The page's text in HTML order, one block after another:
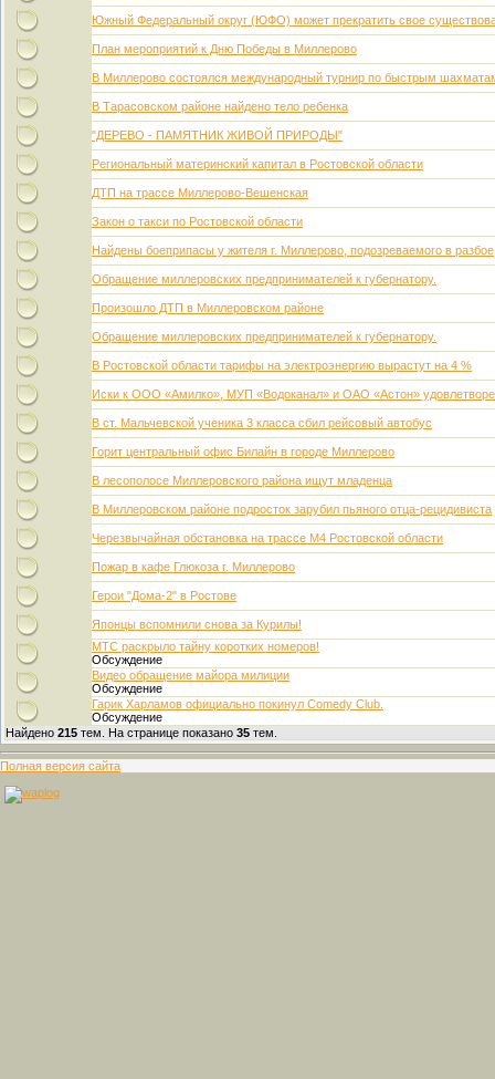
Южный Федеральный округ (ЮФО) может прекратить свое
План мероприятий к Дню Победы в Миллерово
В Миллерово состоялся международный турнир по быстрым
В Тарасовском районе найдено тело ребенка
"ДЕРЕВО - ПАМЯТНИК ЖИВОЙ ПРИРОДЫ"
Региональный материнский капитал в Ростовской области
ДТП на трассе Миллерово-Вешенская
Закон о такси по Ростовской области
Найдены боеприпасы у жителя г. Миллерово, подозреваемого в разбое
Обращение миллеровских предпринимателей к губернатору.
Произошло ДТП в Миллеровском районе
Обращение миллеровских предпринимателей к губернатору.
В Ростовской области тарифы на электроэнергию вырастут на 4 %
Иски к ООО «Амилко», МУП «Водоканал» и ОАО «Астон»
В ст. Мальчевской ученика 3 класса сбил рейсовый автобус
Горит центральный офис Билайн в городе Миллерово
В лесополосе Миллеровского района ищут младенца
В Миллеровском районе подросток зарубил пьяного отца-рецидивиста
Черезвычайная обстановка на трассе М4 Ростовской области
Пожар в кафе Глюкоза г. Миллерово
Герои "Дома-2" в Ростове
Японцы вспомнили снова за Курилы!
МТС раскрыло тайну коротких номеров!
Обсуждение
Видео обращение майора милиции
Обсуждение
Гарик Харламов официально покинул Comedy Club.
Обсуждение
Найдено 215 тем. На странице показано 35 тем.
Полная версия сайта